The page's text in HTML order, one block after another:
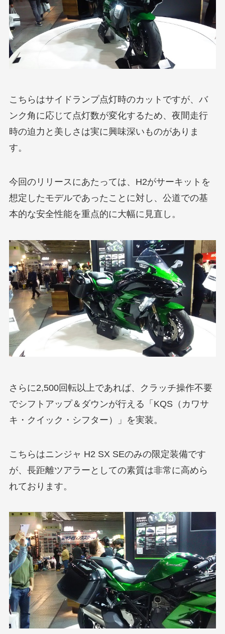
こちらはサイドランプ点灯時のカットですが、バ
ンク角に応じて点灯数が変化するため、夜間走行
時の迫力と美しさは実に興味深いものがありま
す。
今回のリリースにあたっては、H2がサーキットを
想定したモデルであったことに対し、公道での基
本的な安全性能を重点的に大幅に見直し。
さらに2,500回転以上であれば、クラッチ操作不要
でシフトアップ＆ダウンが行える「KQS（カワサ
キ・クイック・シフター）」を実装。
こちらはニンジャ H2 SX SEのみの限定装備です
が、長距離ツアラーとしての素質は非常に高めら
れております。